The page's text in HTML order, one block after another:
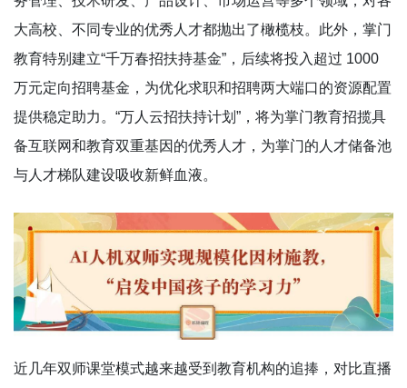
大高校、不同专业的优秀人才都抛出了橄榄枝。此外，掌门
教育特别建立“千万春招扶持基金”，后续将投入超过 1000
万元定向招聘基金，为优化求职和招聘两大端口的资源配置
提供稳定助力。“万人云招扶持计划”，将为掌门教育招揽具
备互联网和教育双重基因的优秀人才，为掌门的人才储备池
与人才梯队建设吸收新鲜血液。
近几年双师课堂模式越来越受到教育机构的追捧，对比直播